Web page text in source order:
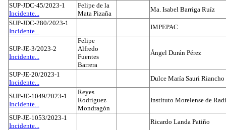
SUP-JDC-45/2023-1
Incidente...
Felipe de la
Mata Pizaña
Ma. Isabel Barriga Ruíz
SUP-JDC-280/2023-1
Incidente...
IMPEPAC
SUP-JE-3/2023-2
Incidente...
Felipe
Alfredo
Fuentes
Barrera
Ángel Durán Pérez
SUP-JE-20/2023-1
Incidente...
Dulce María Sauri
SUP-JE-1049/2023-1
Incidente...
Reyes
Rodríguez
Mondragón
Instituto Morelense de
SUP-JE-1053/2023-1
Incidente...
Ricardo Landa Patiño